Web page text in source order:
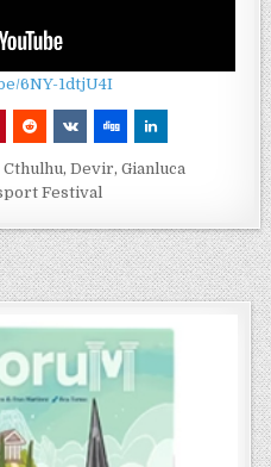
6NY-1dtjU4I
Cthulhu,Devir,Gianluca
Festival